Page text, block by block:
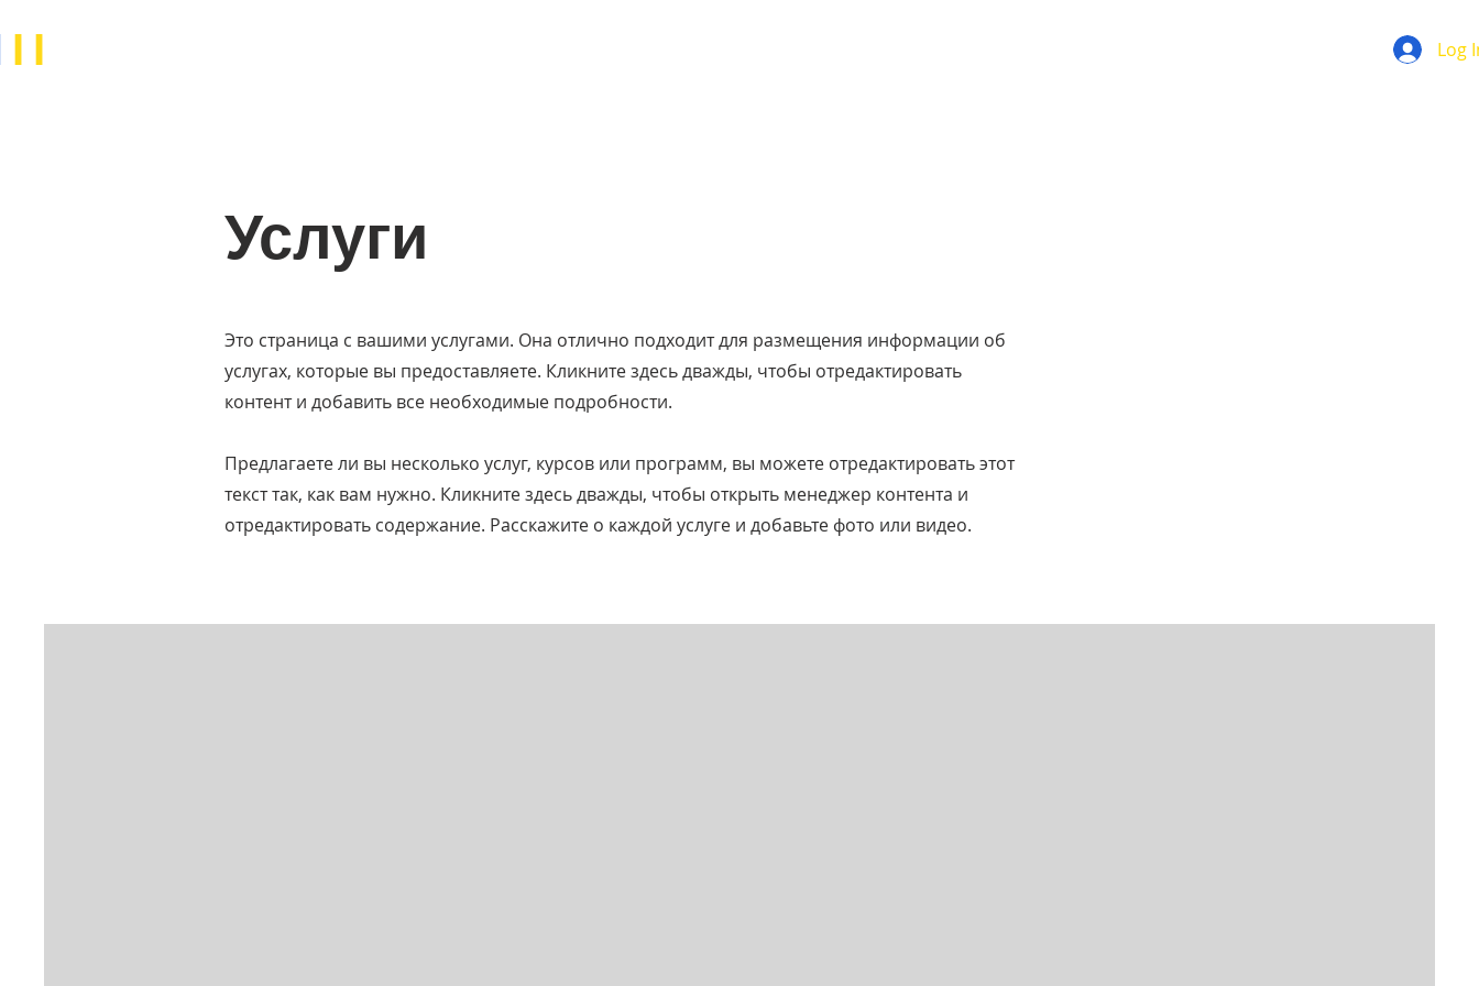
II Log
Услуги
Это страница с вашими услугами. Она отлично подходит для размещения информации об
услугах, которые вы предоставляете. Кликните здесь дважды, чтобы отредактировать
контент и добавить все необходимые подробности.
Предлагаете ли вы несколько услуг, курсов или программ, вы можете отредактировать этот
текст так, как вам нужно. Кликните здесь дважды, чтобы открыть менеджер контента и
отредактировать содержание. Расскажите о каждой услуге и добавьте фото или видео.